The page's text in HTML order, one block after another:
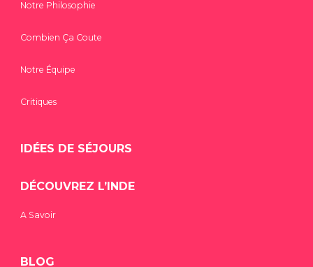
Notre Philosophie
Combien Ça Coute
Notre Équipe
Critiques
IDÉES DE SÉJOURS
DÉCOUVREZ L’INDE
A Savoir
BLOG